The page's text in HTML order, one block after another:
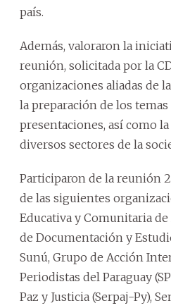
país.
Además, valoraron la
reunión, solicitada por la
organizaciones aliadas de
la preparación de los temas
presentaciones, así como
diversos sectores de la
Participaron de la reunión
de las siguientes
Educativa y Comunitaria de
de Documentación y
Sunú, Grupo de Acción
Periodistas del Paraguay
Paz y Justicia (Serpaj-Py),